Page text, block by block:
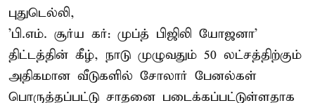
புதுடெல்லி,
'பி.எம். சூர்ய கர்: முப்த் பிஜிலி யோஜனா'
திட்டத்தின் கீழ், நாடு முழுவதும் 50 லட்சத்திற்கும்
அதிகமான வீடுகளில் சோலார் பேனல்கள்
பொருத்தப்பட்டு சாதனை படைக்கப்பட்டுள்ளதாக